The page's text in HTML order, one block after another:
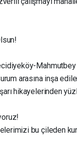
arasına inşa
hikayelerinden
bu çileden